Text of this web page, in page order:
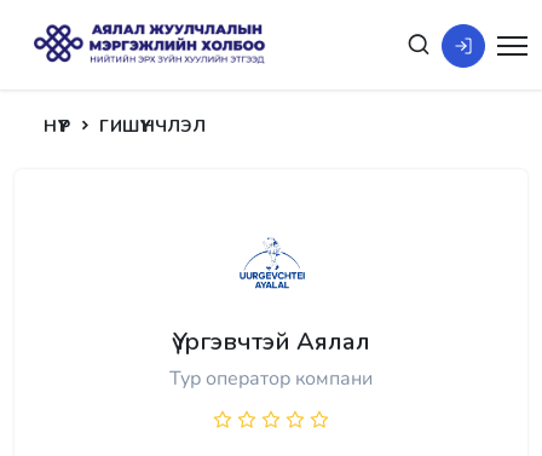
НҮҮР ГИШҮҮНЧЛЭЛ
Үүргэвчтэй Аялал
Тур оператор компани